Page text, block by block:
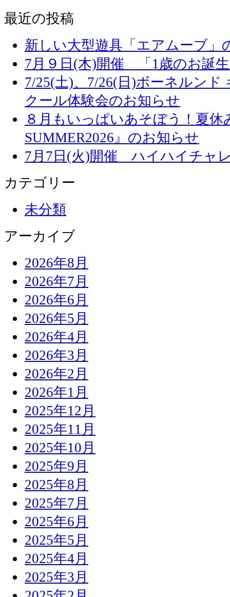
最近の投稿
新しい大型遊具「エアムーブ」
7月９日(木)開催 「1歳のお誕
7/25(土)、7/26(日)ボーネルン
クール体験会のお知らせ
８月もいっぱいあそぼう！夏
SUMMER2026』のお知らせ
7月7日(火)開催 ハイハイチャ
カテゴリー
未分類
アーカイブ
2026年8月
2026年7月
2026年6月
2026年5月
2026年4月
2026年3月
2026年2月
2026年1月
2025年12月
2025年11月
2025年10月
2025年9月
2025年8月
2025年7月
2025年6月
2025年5月
2025年4月
2025年3月